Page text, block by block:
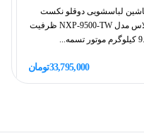
لباسشویی دوقلو نکست
پلاس مدل NXP-9500-TW ظرفیت
تسمه...
33,795,000تومان